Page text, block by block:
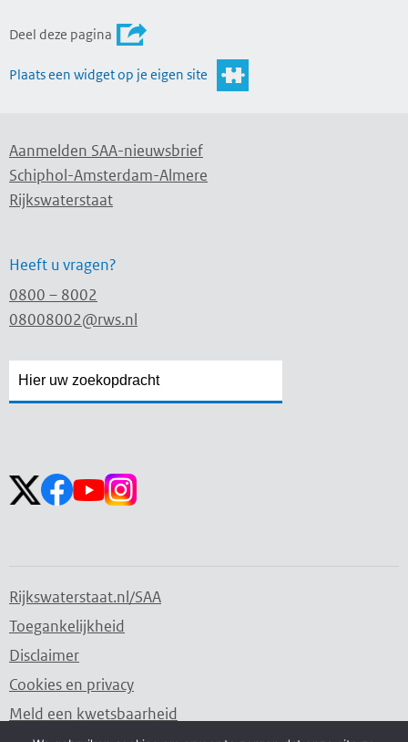
Deel deze pagina
Plaats een widget op je eigen site
Aanmelden SAA-nieuwsbrief
Schiphol-Amsterdam-Almere
Rijkswaterstaat
Heeft u vragen?
0800 – 8002
08008002@rws.nl
Rijkswaterstaat.nl/SAA
Toegankelijkheid
Disclaimer
Cookies en privacy
Meld een kwetsbaarheid